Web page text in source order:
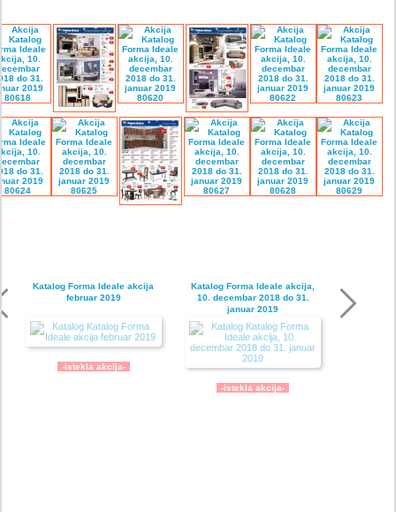
Katalog Forma Ideale akcija
februar 2019
-istekla akcija-
Katalog Forma Ideale akcija,
10. decembar 2018 do 31.
januar 2019
-istekla akcija-